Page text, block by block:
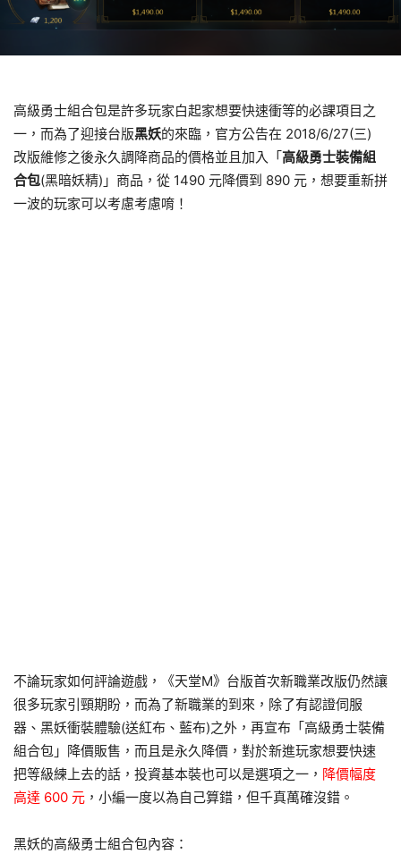
高級勇士組合包是許多玩家白起家想要快速衝等的必課項目之
一，而為了迎接台版黑妖的來臨，官方公告在 2018/6/27(三)
改版維修之後永久調降商品的價格並且加入「高級勇士裝備組
合包(黑暗妖精)」商品，從 1490 元降價到 890 元，想要重新拼
一波的玩家可以考慮考慮唷！
不論玩家如何評論遊戲，《天堂M》台版首次新職業改版仍然讓
很多玩家引頸期盼，而為了新職業的到來，除了有認證伺服
器、黑妖衝裝體驗(送紅布、藍布)之外，再宣布「高級勇士裝備
組合包」降價販售，而且是永久降價，對於新進玩家想要快速
把等級練上去的話，投資基本裝也可以是選項之一， 降價幅度
高達 600 元 ，小編一度以為自己算錯，但千真萬確沒錯。
黑妖的高級勇士組合包內容：